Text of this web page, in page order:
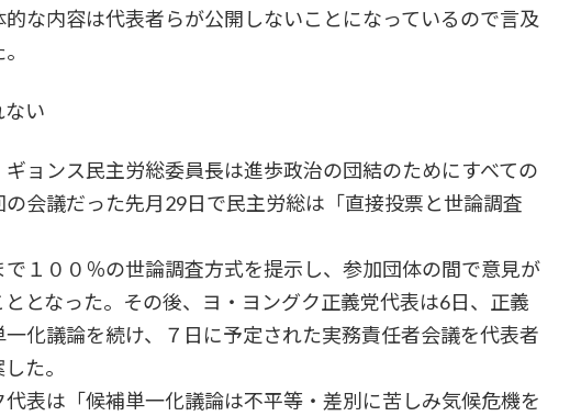
な内容は代表者らが公開しないことになっているので言及
い
ョンス民主労総委員長は進歩政治の団結のためにすべての
会議だった先月29日で民主労総は「直接投票と世論調査
１００％の世論調査方式を提示し、参加団体の間で意見が
となった。その後、ヨ・ヨングク正義党代表は6日、正義
化議論を続け、７日に予定された実務責任者会議を代表者
た。
表は「候補単一化議論は不平等・差別に苦しみ気候危機を